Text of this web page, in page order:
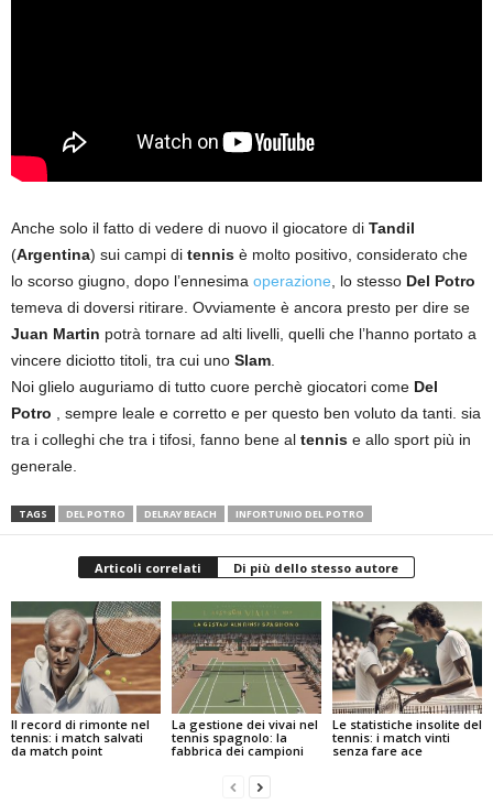
Anche solo il fatto di vedere di nuovo il giocatore di Tandil
(Argentina) sui campi di tennis è molto positivo, considerato che
lo scorso giugno, dopo l’ennesima operazione, lo stesso Del Potro
temeva di doversi ritirare. Ovviamente è ancora presto per dire se
Juan Martin potrà tornare ad alti livelli, quelli che l’hanno portato a
vincere diciotto titoli, tra cui uno Slam.
Noi glielo auguriamo di tutto cuore perchè giocatori come Del
Potro , sempre leale e corretto e per questo ben voluto da tanti. sia
tra i colleghi che tra i tifosi, fanno bene al tennis e allo sport più in
generale.
TAGS DEL POTRO DELRAY BEACH INFORTUNIO DEL POTRO
Articoli correlati Di più dello stesso autore
Il record di rimonte nel
tennis: i match salvati
da match point
La gestione dei vivai nel
tennis spagnolo: la
fabbrica dei campioni
Le statistiche insolite del
tennis: i match vinti
senza fare ace